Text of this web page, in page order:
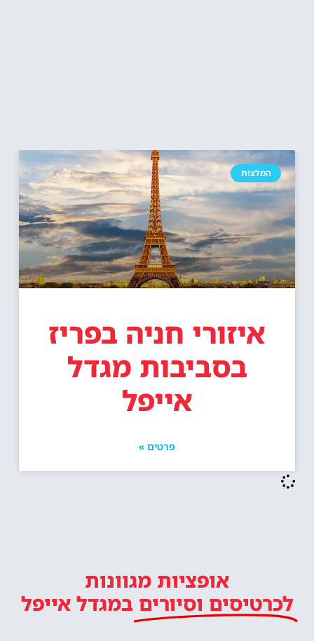
המלצות
איזורי חניה בפריז
בסביבות מגדל
אייפל
פרטים »
אופציות מגוונות
לכרטיסים וסיורים במגדל אייפל